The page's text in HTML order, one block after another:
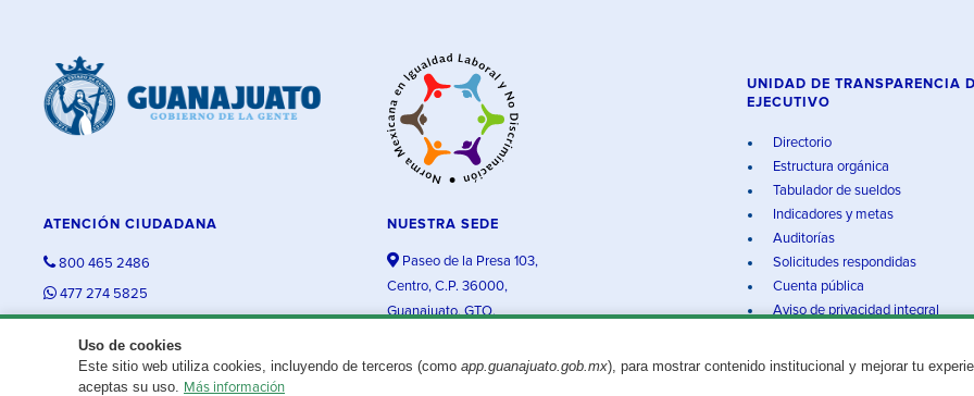
Uso de cookies
Este sitio web utiliza cookies, incluyendo de terceros (como app.guanajuato.gob.mx), para mostrar contenido institucional y mejorar tu
aceptas su uso. Más información
ATENCIÓN CIUDADANA
800 465 2486
477 274 5825
NUESTRA SEDE
Paseo de la Presa 103,
Centro, C.P. 36000,
Guanajuato, GTO.
UNIDAD DE TRANSPARENCIA
EJECUTIVO
Directorio
Estructura orgánica
Tabulador de sueldos
Indicadores y metas
Auditorías
Solicitudes respondidas
Cuenta pública
Aviso de privacidad integral
¿Existe algún problema con esta página?Repórtalo aquí. Aviso legal© 2025 Gobierno del Estado de Guanajuato